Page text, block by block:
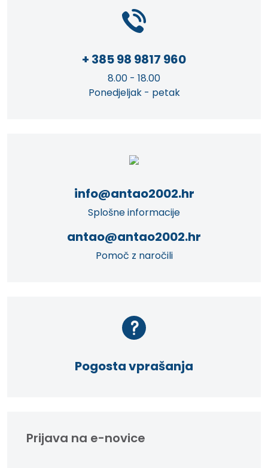
+ 385 98 9817 960
8.00 - 18.00
Ponedjeljak - petak
info@antao2002.hr
Splošne informacije
antao@antao2002.hr
Pomoč z naročili
Pogosta vprašanja
Prijava na e-novice